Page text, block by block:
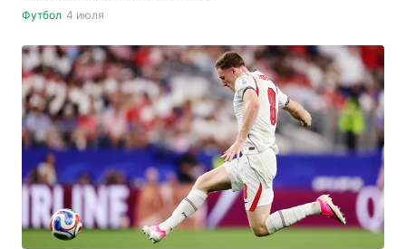
Футбол 4 июля